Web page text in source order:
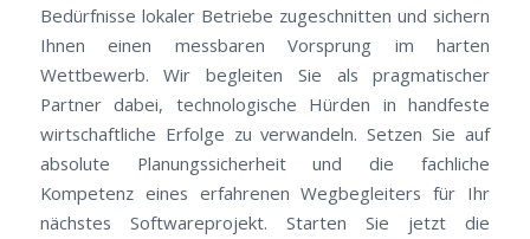
Bedürfnisse lokaler Betriebe zugeschnitten und sichern
Ihnen einen messbaren Vorsprung im harten
Wettbewerb. Wir begleiten Sie als pragmatischer
Partner dabei, technologische Hürden in handfeste
wirtschaftliche Erfolge zu verwandeln. Setzen Sie auf
absolute Planungssicherheit und die fachliche
Kompetenz eines erfahrenen Wegbegleiters für Ihr
nächstes Softwareprojekt. Starten Sie jetzt die